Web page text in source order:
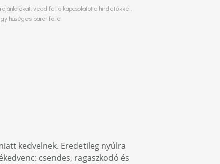
vedd fel a kapcsolatot a hirdetőkkel,
hűséges barát felé.
kedvelnek. Eredetileg nyúlra
csendes, ragaszkodó és